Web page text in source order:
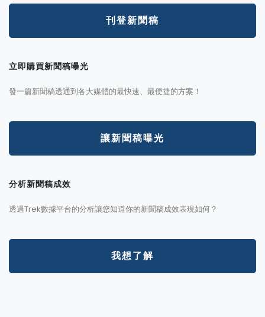
刊登新聞稿
立即購買新聞稿曝光
發一篇新聞稿透通到各大媒體的最快速、最便捷的方案！
讓新聞稿曝光
分析新聞稿成效
透過Trek數據平台的分析讓您知道你的新聞稿成效表現如何？
我想了解